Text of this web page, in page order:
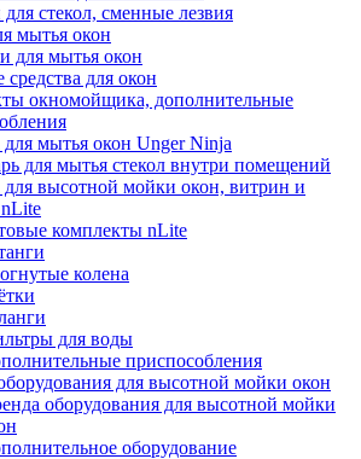
стекол, сменные лезвия
мытья окон
для мытья окон
для окон
окномойщика, дополнительные
мытья окон Unger Ninja
для мытья стекол внутри помещений
для высотной мойки окон, витрин и
комплекты nLite
колена
для воды
приспособления
для высотной мойки окон
оборудования для высотной мойки
оборудование